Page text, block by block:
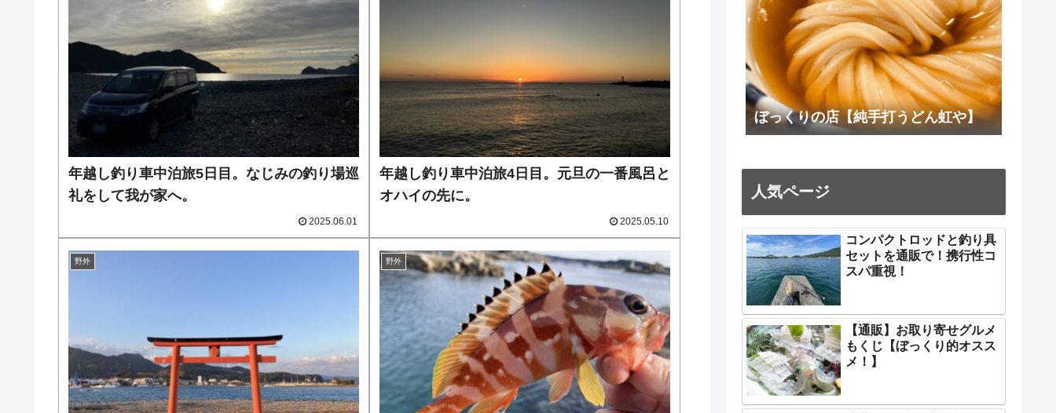
年越し釣り車中泊旅5日目。なじみの釣り場巡
礼をして我が家へ。
2025.06.01
年越し釣り車中泊旅4日目。元旦の一番風呂と
オハイの先に。
2025.05.10
野外 野外
ぼっくりの店【純手打うどん虹や】
人気ページ
コンパクトロッドと釣り具
セットを通販で！携行性コ
スパ重視！
【通販】お取り寄せグルメ
もくじ【ぼっくり的オスス
メ！】